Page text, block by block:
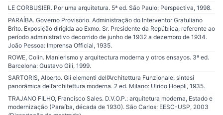
LE CORBUSIER. Por uma arquitetura. 5ª ed. São Paulo: Perspectiva, 1998.
PARAÍBA. Governo Provisorio. Administração do Interventor Gratuliano
Brito. Exposição dirigida ao Exmo. Sr. Presidente da República, referente ao
período administrativo decorrido de junho de 1932 a dezembro de 1934.
João Pessoa: Imprensa Official, 1935.
ROWE, Colin. Manierismo y arquitectura moderna y otros ensayos. 3ª ed.
Barcelona: Gustavo Gili, 1999.
SARTORIS, Alberto. Gli elementi dell’Architettura Funzionale: sintesi
panorâmica dell’architettura moderna. 2 ed. Milano: Ulrico Hoepli, 1935.
TRAJANO FILHO, Francisco Sales. D.V.O.P.: arquitetura moderna, Estado e
modernização (Paraíba, década de 1930). São Carlos: EESC-USP, 2003